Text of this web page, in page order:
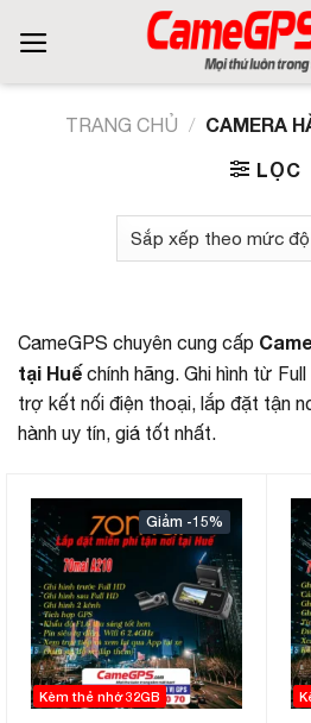
TRANG CHỦ / CAMERA
LỌC
CameGPS chuyên cung cấp
tại Huế chính hãng. Ghi hình từ
trợ kết nối điện thoại, lắp đặt tận
hành uy tín, giá tốt nhất.
-15%
Kèm thẻ nhớ 32GB